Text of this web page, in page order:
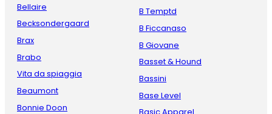
Bellaire
Becksondergaard
Brax
Brabo
Vita da spiaggia
Beaumont
Bonnie Doon
B Temptd
B Ficcanaso
B Giovane
Basset & Hound
Bassini
Base Level